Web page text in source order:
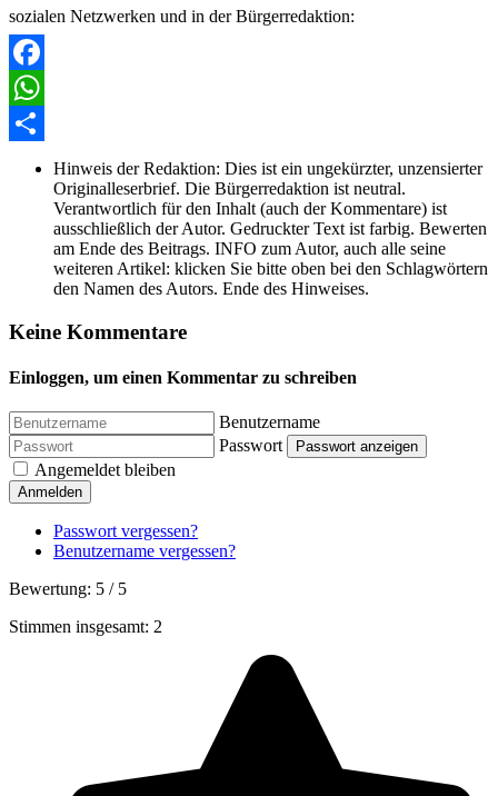
sozialen Netzwerken und in der Bürgerredaktion:
Facebook
WhatsApp
Hinweis der Redaktion: Dies ist ein ungekürzter, unzensierter
Originalleserbrief. Die Bürgerredaktion ist neutral.
Verantwortlich für den Inhalt (auch der Kommentare) ist
ausschließlich der Autor. Gedruckter Text ist farbig. Bewerten
am Ende des Beitrags. INFO zum Autor, auch alle seine
weiteren Artikel: klicken Sie bitte oben bei den Schlagwörtern
den Namen des Autors. Ende des Hinweises.
Keine Kommentare
Einloggen, um einen Kommentar zu schreiben
Benutzername
Passwort
Passwort anzeigen
Angemeldet bleiben
Anmelden
Passwort vergessen?
Benutzername vergessen?
Bewertung: 5 / 5
Stimmen insgesamt: 2